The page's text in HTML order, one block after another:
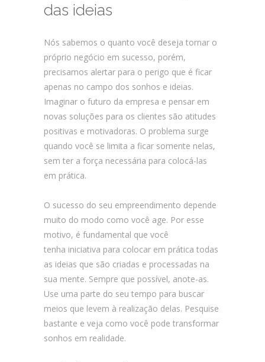
das ideias
Nós sabemos o quanto você deseja tornar o
próprio negócio em sucesso, porém,
precisamos alertar para o perigo que é ficar
apenas no campo dos sonhos e ideias.
Imaginar o futuro da empresa e pensar em
novas soluções para os clientes são atitudes
positivas e motivadoras. O problema surge
quando você se limita a ficar somente nelas,
sem ter a força necessária para colocá-las
em prática.
O sucesso do seu empreendimento depende
muito do modo como você age. Por esse
motivo, é fundamental que você
tenha iniciativa para colocar em prática todas
as ideias que são criadas e processadas na
sua mente. Sempre que possível, anote-as.
Use uma parte do seu tempo para buscar
meios que levem à realização delas. Pesquise
bastante e veja como você pode transformar
sonhos em realidade.